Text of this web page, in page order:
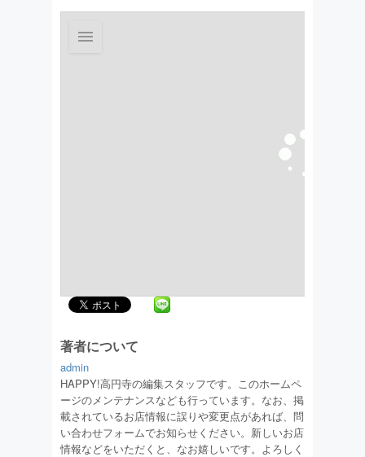
著者について
admin
HAPPY!高円寺の編集スタッフです。このホームペ
ージのメンテナンスなども行っています。なお、掲
載されているお店情報に誤りや変更点があれば、問
い合わせフォームでお知らせください。新しいお店
情報などをいただくと、なお嬉しいです。よろしく